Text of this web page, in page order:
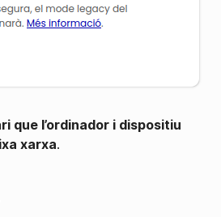
que l’ordinador i dispositiu
xarxa.